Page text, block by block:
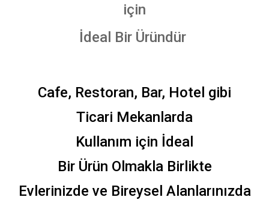
için
İdeal Bir Üründür
Cafe, Restoran, Bar, Hotel gibi
Ticari Mekanlarda
Kullanım için İdeal
Bir Ürün Olmakla Birlikte
Evlerinizde ve Bireysel Alanlarınızda